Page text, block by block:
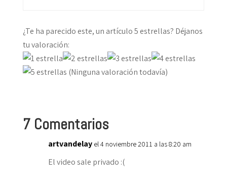
¿Te ha parecido este, un artículo 5 estrellas? Déjanos
tu valoración:
(Ninguna valoración todavía)
7 Comentarios
artvandelay el 4 noviembre 2011 a las 8:20 am
El video sale privado :(